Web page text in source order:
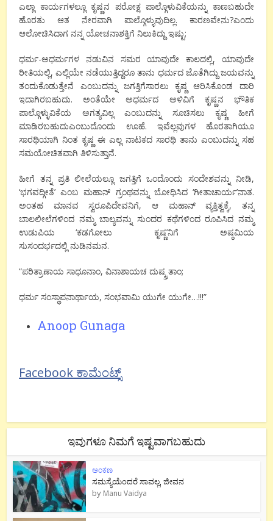
ಎಲ್ಲಾ ಕಾರ್ಯಗಳಲ್ಲೂ ಕೃಷ್ಣನ ಪರೋಕ್ಷ ಪಾಲ್ಗೊಳುವಿಕೆಯನ್ನು ಕಾಣಬಹುದೇ
ಹೊರತು ಆತ ನೇರವಾಗಿ ಪಾಲ್ಗೊಳ್ಳುವುದಿಲ್ಲ. ಕಾರಣವೇನು?ಎಂದು
ಆಲೋಚಿಸಿದಾಗ ನನ್ನ ಯೋಚನಾಶಕ್ತಿಗೆ ನಿಲುಕಿದ್ದು ಇಷ್ಟು;
ಧರ್ಮ-ಅಧರ್ಮಗಳ ನಡುವಿನ ಸಮರ ಯಾವುದೇ ಕಾಲದಲ್ಲಿ, ಯಾವುದೇ
ರೀತಿಯಲ್ಲಿ, ಎಲ್ಲಿಯೇ ನಡೆಯುತ್ತಿದ್ದರೂ ತಾನು ಧರ್ಮದ ಜೊತೆಗಿದ್ದು ಜಯವನ್ನು
ತಂದುಕೊಡುತ್ತೇನೆ ಎಂಬುದನ್ನು ಜಗತ್ತಿಗೆಸಾರಲು ಕೃಷ್ಣ ಆರಿಸಿಕೊಂಡ ದಾರಿ
ಇದಾಗಿರಬಹುದು. ಅಂತೆಯೇ ಅಧರ್ಮದ ಅಳಿವಿಗೆ ಕೃಷ್ಣನ ಭೌತಿಕ
ಪಾಲ್ಗೊಳ್ಳುವಿಕೆಯ ಅಗತ್ಯವಿಲ್ಲ ಎಂಬುದನ್ನು ಸೂಚಿಸಲು ಕೃಷ್ಣ ಹೀಗೆ
ಮಾಡಿರಬಹುದುಎಂಬುದೊಂದು ಊಹೆ. ಇವೆಲ್ಲವುಗಳ ಹೊರತಾಗಿಯೂ
ಸಾರಥಿಯಾಗಿ ನಿಂತ ಕೃಷ್ಣ ಈ ಎಲ್ಲ ನಾಟಕದ ಸಾರಥಿ ತಾನು ಎಂಬುದನ್ನು ಸಹ
ಸಮಯೋಚಿತವಾಗಿ ತಿಳಿಸುತ್ತಾನೆ.
ಹೀಗೆ ತನ್ನ ಪ್ರತಿ ಲೀಲೆಯಲ್ಲೂ ಜಗತ್ತಿಗೆ ಒಂದೊಂದು ಸಂದೇಶವನ್ನು ನೀಡಿ,
‘ಭಗವದ್ಗೀತೆ’ ಎಂಬ ಮಹಾನ್ ಗ್ರಂಥವನ್ನು ಬೋಧಿಸಿದ ‘ಗೀತಾಚಾರ್ಯ’ನಾತ.
ಅಂತಹ ಮಾನವ ಸ್ವರೂಪಿದೇವನಿಗೆ, ಆ ಮಹಾನ್ ವ್ಯಕ್ತಿತ್ವಕ್ಕೆ, ತನ್ನ
ಬಾಲಲೀಲೆಗಳಿಂದ ನಮ್ಮ ಬಾಲ್ಯವನ್ನು ಸುಂದರ ಕಥೆಗಳಿಂದ ರೂಪಿಸಿದ ನಮ್ಮ
ಉಡುಪಿಯ ‘ಕಡಗೋಲು ಕೃಷ್ಣ’ನಿಗೆ ಅಷ್ಠಮಿಯ
ಸುಸಂದರ್ಭದಲ್ಲಿ ನುಡಿನಮನ.
“ಪರಿತ್ರಾಣಾಯ ಸಾಧೂನಾಂ, ವಿನಾಶಾಯಚ ದುಷ್ಕ್ರತಾಂ;
ಧರ್ಮ ಸಂಸ್ಥಾಪನಾರ್ಥಾಯ, ಸಂಭವಾಮಿ ಯುಗೇ ಯುಗೇ…!!!”
Anoop Gunaga
Facebook ಕಾಮೆಂಟ್ಸ್
ಇವುಗಳೂ ನಿಮಗೆ ಇಷ್ಟವಾಗಬಹುದು
ಅಂಕಣ
ಸಮಸ್ಯೆಯೆಂದರೆ ಸಾವಲ್ಲ, ಜೀವನ
by Manu Vaidya